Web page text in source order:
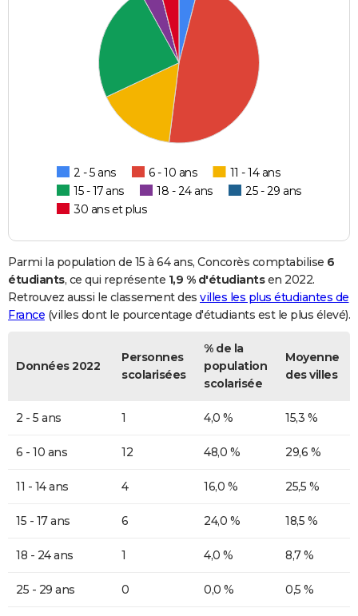
2 - 5 ans 6 - 10 ans
11 - 14 ans
15 - 17 ans
18 - 24 ans
25 - 29 ans
30 ans et plus
Parmi la population de 15 à 64 ans, Concorès comptabilise 6
étudiants, ce qui représente 1,9 % d'étudiantsen 2022.
Retrouvez aussi le classement des villes les plus étudiantes de
France (villes dont le pourcentage d'étudiants est le plus élevé).
Données 2022
Personnes
scolarisées
% de la
population
scolarisée
Moyenne
des villes
2 - 5 ans 1 4,0 % 15,3 %
6 - 10 ans 12 48,0 % 29,6 %
11 - 14 ans 4 16,0 % 25,5 %
15 - 17 ans 6 24,0 % 18,5 %
18 - 24 ans 1 4,0 % 8,7 %
25 - 29 ans 0 0,0 % 0,5 %